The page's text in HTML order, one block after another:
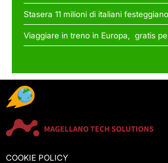
Stasera 11 milioni di italiani
Viaggiare in treno in Europa, gratis
COOKIE POLICY